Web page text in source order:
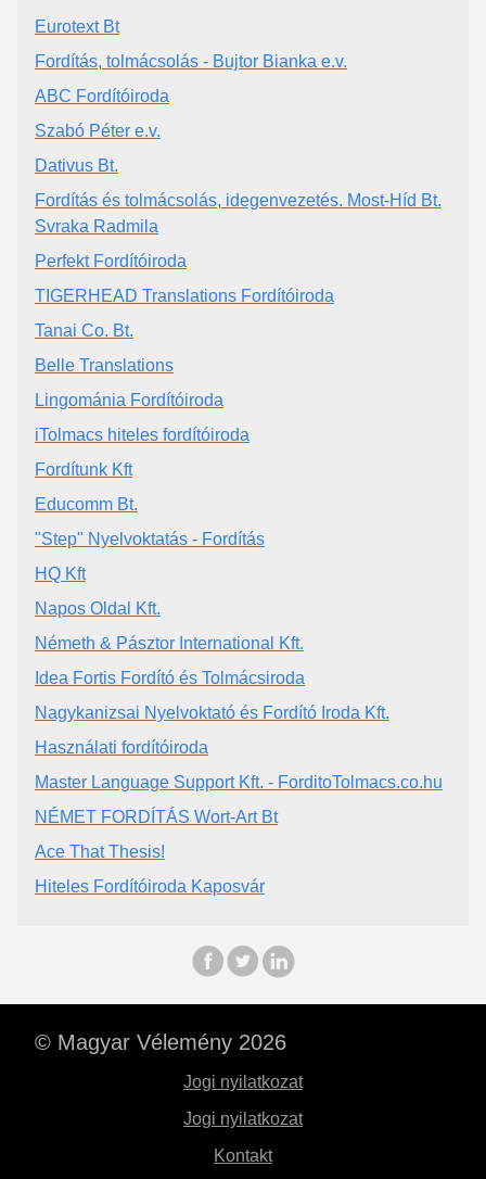
Eurotext Bt
Fordítás, tolmácsolás - Bujtor Bianka e.v.
ABC Fordítóiroda
Szabó Péter e.v.
Dativus Bt.
Fordítás és tolmácsolás, idegenvezetés. Most-Híd Bt.
Svraka Radmila
Perfekt Fordítóiroda
TIGERHEAD Translations Fordítóiroda
Tanai Co. Bt.
Belle Translations
Lingománia Fordítóiroda
iTolmacs hiteles fordítóiroda
Fordítunk Kft
Educomm Bt.
"Step" Nyelvoktatás - Fordítás
HQ Kft
Napos Oldal Kft.
Németh & Pásztor International Kft.
Idea Fortis Fordító és Tolmácsiroda
Nagykanizsai Nyelvoktató és Fordító Iroda Kft.
Használati fordítóiroda
Master Language Support Kft. - ForditoTolmacs.co.hu
NÉMET FORDÍTÁS Wort-Art Bt
Ace That Thesis!
Hiteles Fordítóiroda Kaposvár
© Magyar Vélemény 2026
Jogi nyilatkozat
Jogi nyilatkozat
Kontakt